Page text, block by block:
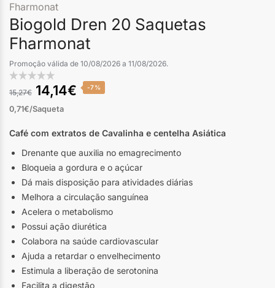
Fharmonat
Biogold Dren 20 Saquetas
Fharmonat
Promoção válida de 10/08/2026 a 11/08/2026.
15,27€ 14,14€
0,71€/Saqueta
-7%
Café com extratos de Cavalinha e centelha Asiática
Drenante que auxilia no emagrecimento
Bloqueia a gordura e o açúcar
Dá mais disposição para atividades diárias
Melhora a circulação sanguínea
Acelera o metabolismo
Possui ação diurética
Colabora na saúde cardiovascular
Ajuda a retardar o envelhecimento
Estimula a liberação de serotonina
Facilita a digestão